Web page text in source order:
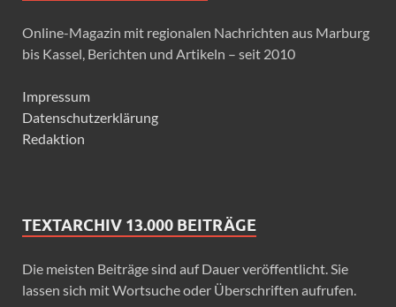
Online-Magazin mit regionalen Nachrichten aus Marburg
bis Kassel, Berichten und Artikeln – seit 2010
Impressum
Datenschutzerklärung
Redaktion
TEXTARCHIV 13.000 BEITRÄGE
Die meisten Beiträge sind auf Dauer veröffentlicht. Sie
lassen sich mit Wortsuche oder Überschriften aufrufen.